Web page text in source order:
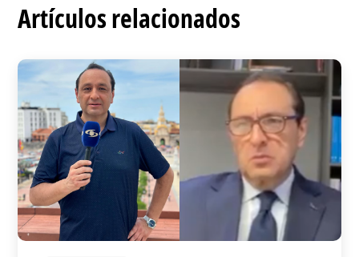
Artículos relacionados